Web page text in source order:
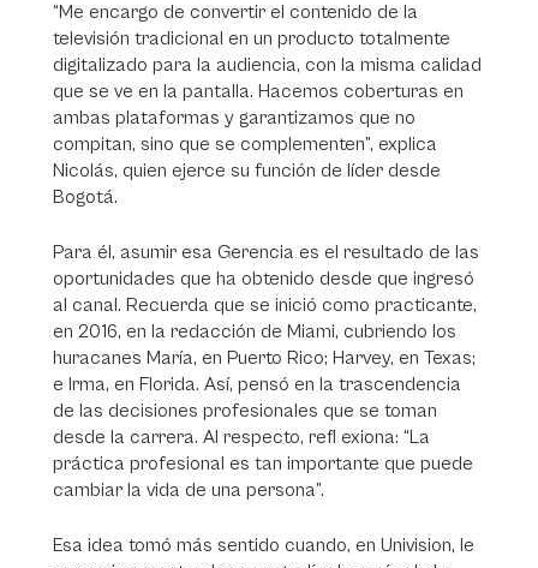
“Me encargo de convertir el contenido de la
televisión tradicional en un producto totalmente
digitalizado para la audiencia, con la misma calidad
que se ve en la pantalla. Hacemos coberturas en
ambas plataformas y garantizamos que no
compitan, sino que se complementen”, explica
Nicolás, quien ejerce su función de líder desde
Bogotá.
Para él, asumir esa Gerencia es el resultado de las
oportunidades que ha obtenido desde que ingresó
al canal. Recuerda que se inició como practicante,
en 2016, en la redacción de Miami, cubriendo los
huracanes María, en Puerto Rico; Harvey, en Texas;
e Irma, en Florida. Así, pensó en la trascendencia
de las decisiones profesionales que se toman
desde la carrera. Al respecto, refl exiona: “La
práctica profesional es tan importante que puede
cambiar la vida de una persona”.
Esa idea tomó más sentido cuando, en Univision, le